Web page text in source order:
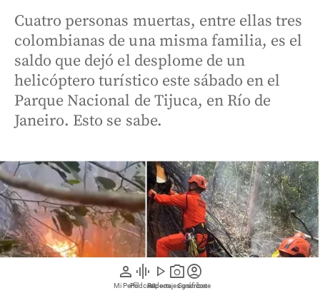
person
Mi Perfil
graphic_eq
Pódcast
play_arrow
Videos
photo_camera
Reportajes gráficos
account_circle
Suscríbete
Cuatro personas muertas, entre ellas tres
colombianas de una misma familia, es el
saldo que dejó el desplome de un
helicóptero turístico este sábado en el
Parque Nacional de Tijuca, en Río de
Janeiro. Esto se sabe.